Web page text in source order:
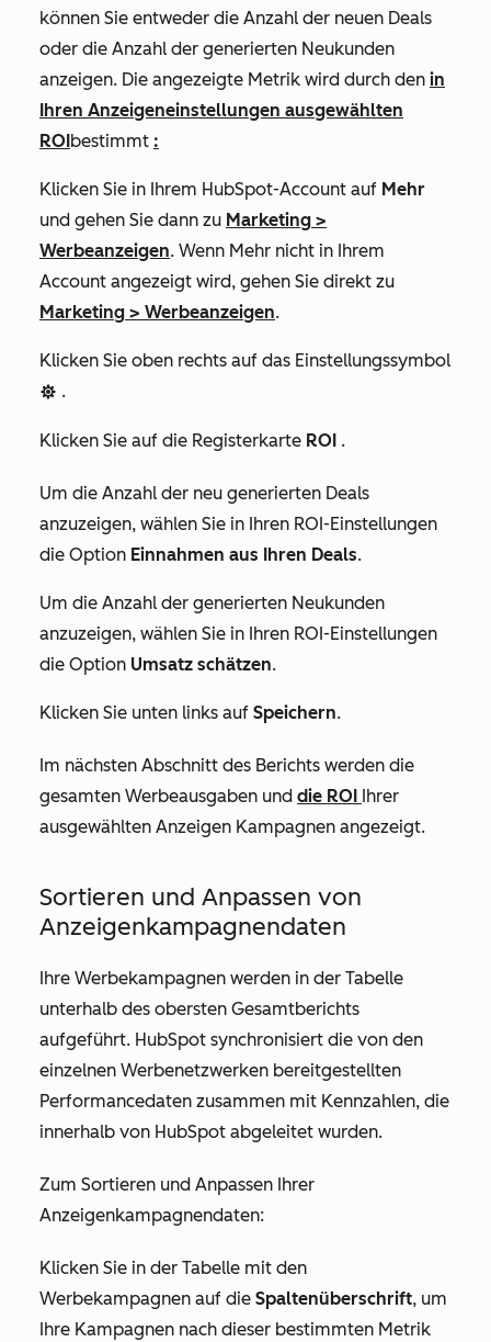
können Sie entweder die Anzahl der neuen Deals
oder die Anzahl der generierten Neukunden
anzeigen. Die angezeigte Metrik wird durch den in
Ihren Anzeigeneinstellungen ausgewählten
ROIbestimmt :
Klicken Sie in Ihrem HubSpot-Account auf Mehr
und gehen Sie dann zu Marketing >
Werbeanzeigen. Wenn Mehr nicht in Ihrem
Account angezeigt wird, gehen Sie direkt zu
Marketing > Werbeanzeigen.
Klicken Sie oben rechts auf das Einstellungssymbol
settings .
Klicken Sie auf die Registerkarte ROI .
Um die Anzahl der neu generierten Deals
anzuzeigen, wählen Sie in Ihren ROI-Einstellungen
die Option Einnahmen aus Ihren Deals.
Um die Anzahl der generierten Neukunden
anzuzeigen, wählen Sie in Ihren ROI-Einstellungen
die Option Umsatz schätzen.
Klicken Sie unten links auf Speichern.
Im nächsten Abschnitt des Berichts werden die
gesamten Werbeausgaben und die ROI Ihrer
ausgewählten Anzeigen Kampagnen angezeigt.
Sortieren und Anpassen von
Anzeigenkampagnendaten
Ihre Werbekampagnen werden in der Tabelle
unterhalb des obersten Gesamtberichts
aufgeführt. HubSpot synchronisiert die von den
einzelnen Werbenetzwerken bereitgestellten
Performancedaten zusammen mit Kennzahlen, die
innerhalb von HubSpot abgeleitet wurden.
Zum Sortieren und Anpassen Ihrer
Anzeigenkampagnendaten:
Klicken Sie in der Tabelle mit den
Werbekampagnen auf die Spaltenüberschrift, um
Ihre Kampagnen nach dieser bestimmten Metrik